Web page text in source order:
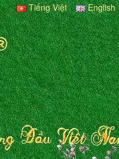
Tiếng Việt English